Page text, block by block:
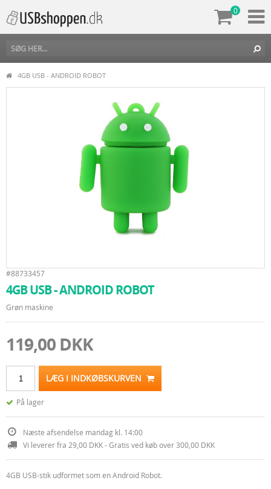
0
4GB USB - ANDROID ROBOT
#88733457
4GB USB - ANDROID ROBOT
Grøn maskine
119,00 DKK
LÆG I INDKØBSKURVEN
På lager
Næste afsendelse mandag kl. 14:00
Vi leverer fra 29,00 DKK - Gratis ved køb over 300,00 DKK
4GB USB-stik udformet som en Android Robot.